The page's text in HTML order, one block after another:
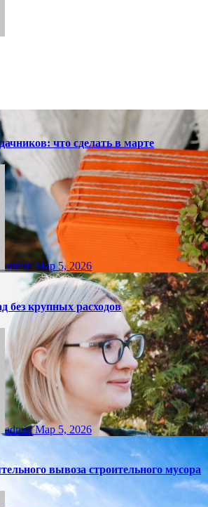
что сделать в марте
admin Мар 5, 2026
без крупных расходов
adminМар 5, 2026
вывоза строительного мусора